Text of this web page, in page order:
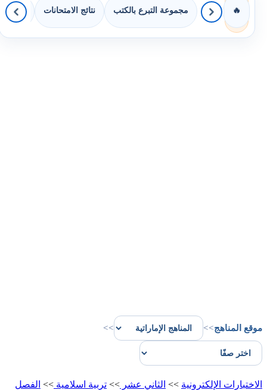
🔥 مجموعة التبرع بالكتب نتائج الامتحانات
موقع المناهج>>
>>
الاختبارات الإلكترونية >> الثاني عشر >> تربية اسلامية >> الفصل